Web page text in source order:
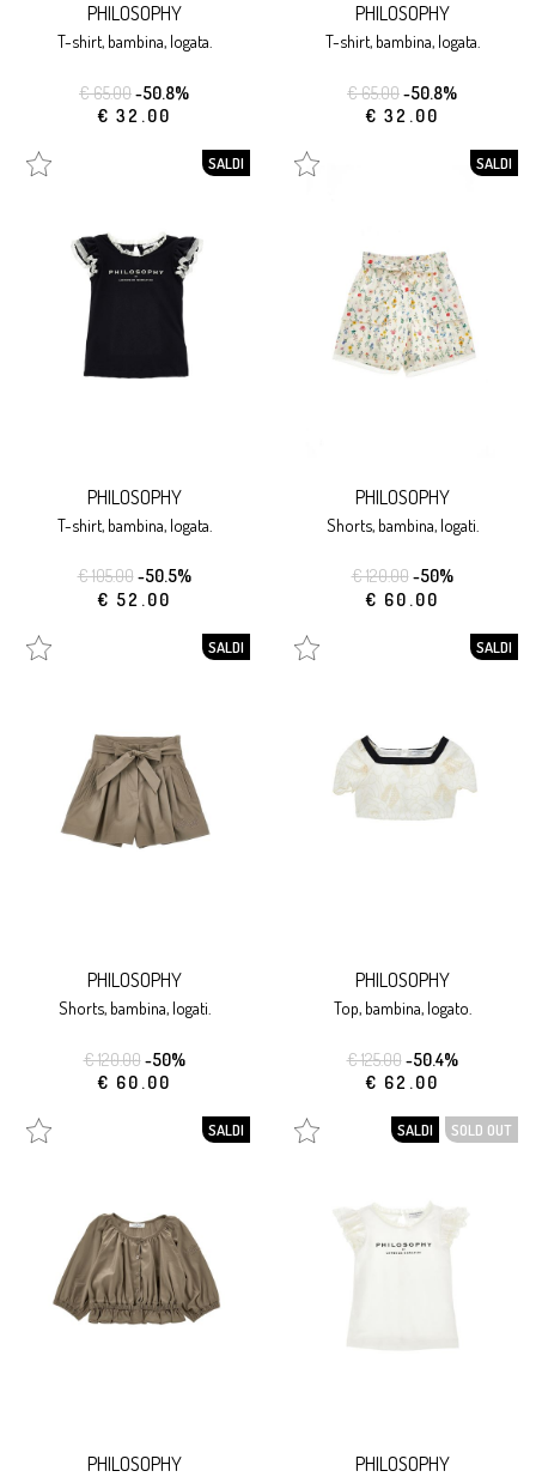
PHILOSOPHY
t-shirt, bambina, logata.
€ 65.00-50.8%
€ 32.00
PHILOSOPHY
t-shirt, bambina, logata.
€ 65.00-50.8%
€ 32.00
SALDI
PHILOSOPHY
t-shirt, bambina, logata.
€ 105.00-50.5%
€ 52.00
SALDI
PHILOSOPHY
shorts, bambina, logati.
€ 120.00-50%
€ 60.00
SALDI
PHILOSOPHY
shorts, bambina, logati.
€ 120.00-50%
€ 60.00
SALDI
PHILOSOPHY
top, bambina, logato.
€ 125.00-50.4%
€ 62.00
SALDI
PHILOSOPHY
SALDI SOLD OUT
PHILOSOPHY